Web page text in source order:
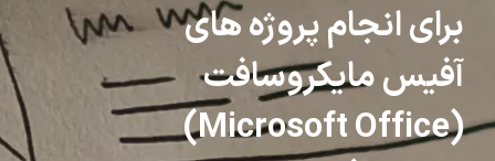
برای انجام پروژه های
آفیس مایکروسافت
(Microsoft Office)